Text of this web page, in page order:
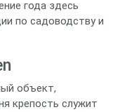
года здесь
по садоводству и
объект,
крепость служит